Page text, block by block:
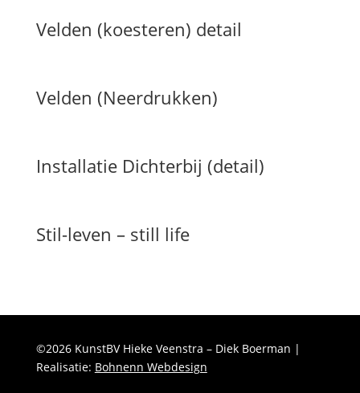
Velden (koesteren) detail
Velden (Neerdrukken)
Installatie Dichterbij (detail)
Stil-leven – still life
©2026 KunstBV Hieke Veenstra – Diek Boerman |
Realisatie: Bohnenn Webdesign